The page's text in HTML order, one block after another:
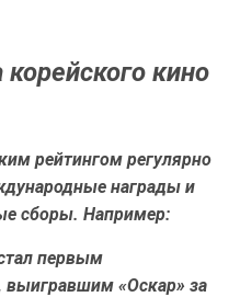
корейского кино
рейтингом регулярно
награды и
сборы. Например:
первым
«Оскар» за